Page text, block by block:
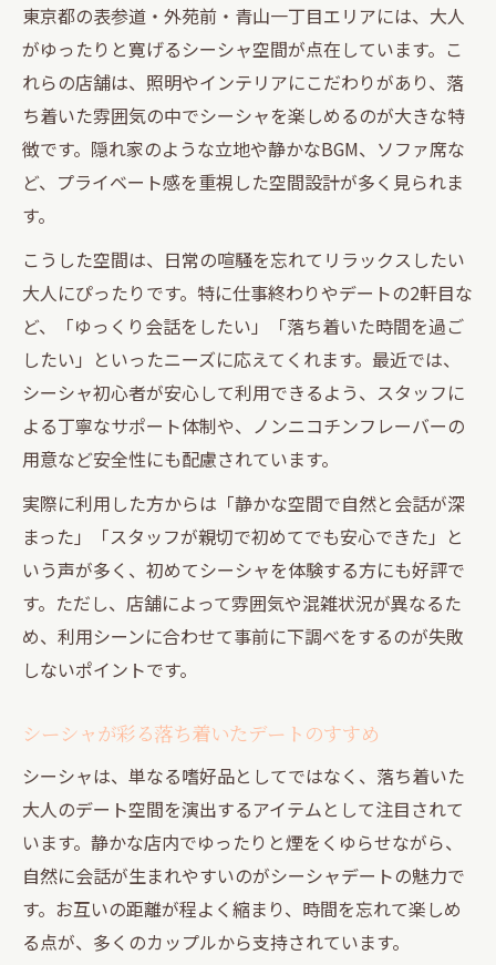
東京都の表参道・外苑前・青山一丁目エリアには、大人
がゆったりと寛げるシーシャ空間が点在しています。こ
れらの店舗は、照明やインテリアにこだわりがあり、落
ち着いた雰囲気の中でシーシャを楽しめるのが大きな特
徴です。隠れ家のような立地や静かなBGM、ソファ席な
ど、プライベート感を重視した空間設計が多く見られま
す。
こうした空間は、日常の喧騒を忘れてリラックスしたい
大人にぴったりです。特に仕事終わりやデートの2軒目な
ど、「ゆっくり会話をしたい」「落ち着いた時間を過ご
したい」といったニーズに応えてくれます。最近では、
シーシャ初心者が安心して利用できるよう、スタッフに
よる丁寧なサポート体制や、ノンニコチンフレーバーの
用意など安全性にも配慮されています。
実際に利用した方からは「静かな空間で自然と会話が深
まった」「スタッフが親切で初めてでも安心できた」と
いう声が多く、初めてシーシャを体験する方にも好評で
す。ただし、店舗によって雰囲気や混雑状況が異なるた
め、利用シーンに合わせて事前に下調べをするのが失敗
しないポイントです。
シーシャが彩る落ち着いたデートのすすめ
シーシャは、単なる嗜好品としてではなく、落ち着いた
大人のデート空間を演出するアイテムとして注目されて
います。静かな店内でゆったりと煙をくゆらせながら、
自然に会話が生まれやすいのがシーシャデートの魅力で
す。お互いの距離が程よく縮まり、時間を忘れて楽しめ
る点が、多くのカップルから支持されています。